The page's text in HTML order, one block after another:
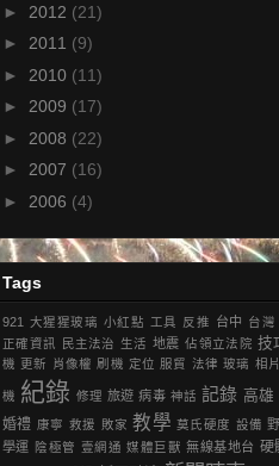
► 2012 (21)
► 2011 (9)
► 2010 (11)
► 2009 (17)
► 2008 (22)
► 2007 (16)
► 2006 (4)
Tags
921 大猩猩玻璃 小紅點 工具 反推 台中 台灣
正確資訊
民主法治 生活 地震 ‎佔領立法院‬ 技
機 更新 肖像權 刷機 定位 服貿 法律 玻璃 相
機 紀錄 修理 旅遊 病毒 神話 記錄 高雄
婚禮 康寧 救援 敗家 教學 莫氏硬度 設備
學運 陰極管 壹網通 媒體巨獸 無線基地台 硬